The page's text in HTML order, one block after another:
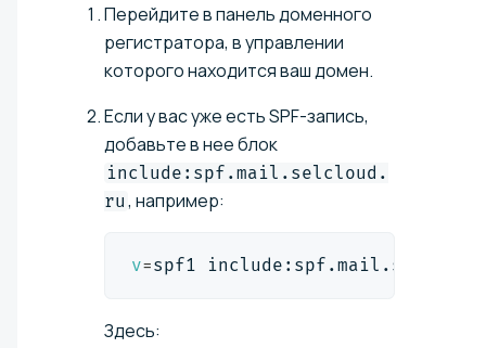
Перейдите в панель доменного
регистратора, в управлении
которого находится ваш домен.
Если у вас уже есть SPF-запись,
добавьте в нее блок
include:spf.mail.selcloud.
ru , например:
v=spf1
Здесь: